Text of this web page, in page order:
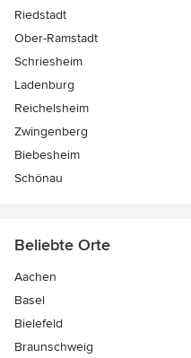
Riedstadt
Ober-Ramstadt
Schriesheim
Ladenburg
Reichelsheim
Zwingenberg
Biebesheim
Schönau
Beliebte Orte
Aachen
Basel
Bielefeld
Braunschweig